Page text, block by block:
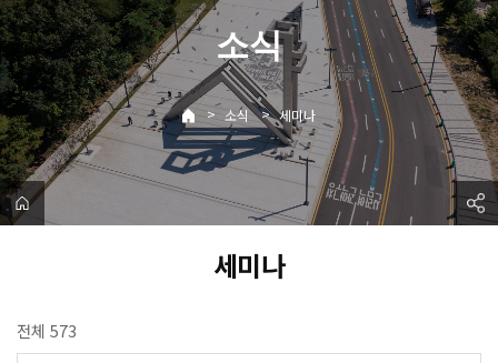
소식
> 소식 > 세미나
세미나
전체 573